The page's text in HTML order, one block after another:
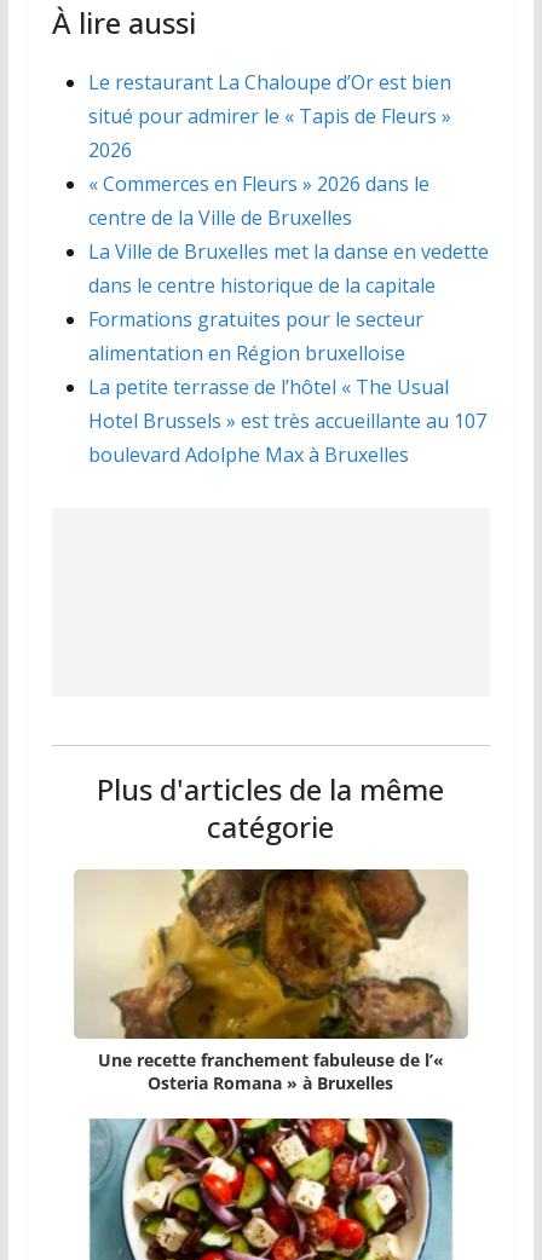
À lire aussi
Le restaurant La Chaloupe d’Or est bien
situé pour admirer le « Tapis de Fleurs »
2026
« Commerces en Fleurs » 2026 dans le
centre de la Ville de Bruxelles
La Ville de Bruxelles met la danse en vedette
dans le centre historique de la capitale
Formations gratuites pour le secteur
alimentation en Région bruxelloise
La petite terrasse de l’hôtel « The Usual
Hotel Brussels » est très accueillante au 107
boulevard Adolphe Max à Bruxelles
Plus d'articles de la même
catégorie
Une recette franchement fabuleuse de l’«
Osteria Romana » à Bruxelles